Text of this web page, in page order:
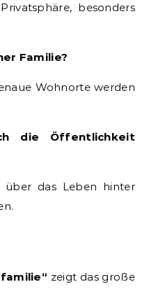
besonders
Familie?
Wohnorte werden
die Öffentlichkeit
über das Leben hinter
zeigt das große